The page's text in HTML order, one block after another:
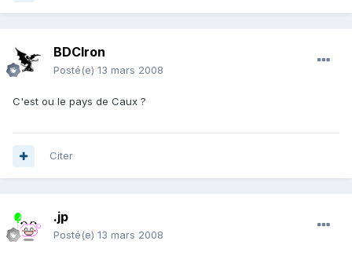
BDCIron
Posté(e) 13 mars 2008
C'est ou le pays de Caux ?
Citer
.jp
Posté(e) 13 mars 2008